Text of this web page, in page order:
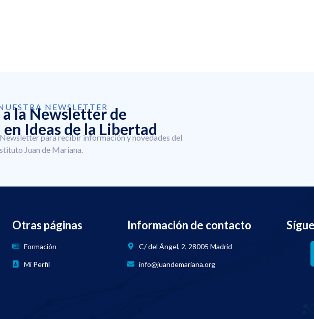
NEWSLETTER
la Newsletter de
Ideas de la Libertad
para recibir información y novedades del
Juan de Mariana.
Otras páginas
Formación
Mi Perfil
Información de contacto
C/ del Ángel, 2, 28005 Madrid
info@juandemariana.org